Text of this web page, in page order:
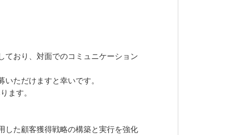
ており、対面でのコミュニケーション
ただけますと幸いです。
ます。
した顧客獲得戦略の構築と実行を強化